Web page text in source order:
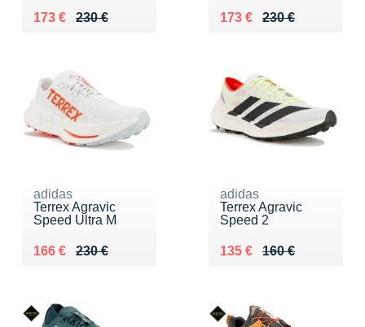
230 €
Au lieu de 230 €
173 €
Vendu 173 € 230 €
Au lieu de 230 €
173 €
Vendu 173 €
adidas
Terrex Agravic
Speed Ultra M
230 €
Au lieu de 230 €
166 €
Vendu 166 €
adidas
Terrex Agravic
Speed 2
160 €
Au lieu de 160 €
135 €
Vendu 135 €